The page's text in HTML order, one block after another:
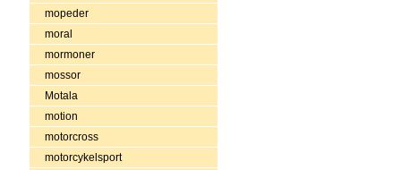
mopeder
moral
mormoner
mossor
Motala
motion
motorcross
motorcykelsport